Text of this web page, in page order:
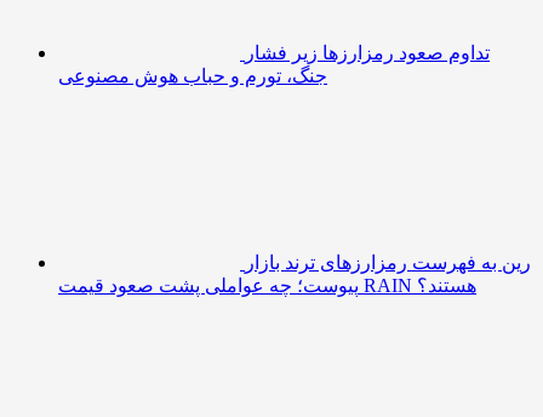
تداوم صعود رمزارزها زیر فشار
جنگ، تورم و حباب هوش مصنوعی
رین به فهرست رمزارزهای ترند بازار
پیوست؛ چه عواملی پشت صعود قیمت RAIN هستند؟